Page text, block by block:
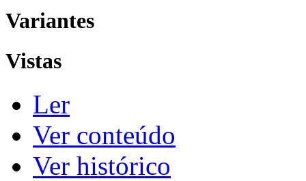
Variantes
Vistas
Ler
Ver conteúdo
Ver histórico